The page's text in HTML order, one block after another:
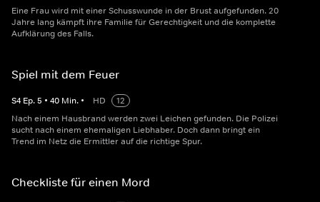
Eine Frau wird mit einer Schusswunde in der Brust aufgefunden. 20
Jahre lang kämpft ihre Familie für Gerechtigkeit und die komplette
Aufklärung des Falls.
Spiel mit dem Feuer
S4 Ep.5 • 40 Min. • HD
12
Nach einem Hausbrand werden zwei Leichen gefunden. Die Polizei
sucht nach einem ehemaligen Liebhaber. Doch dann bringt ein
Trend im Netz die Ermittler auf die richtige Spur.
Checkliste für einen Mord